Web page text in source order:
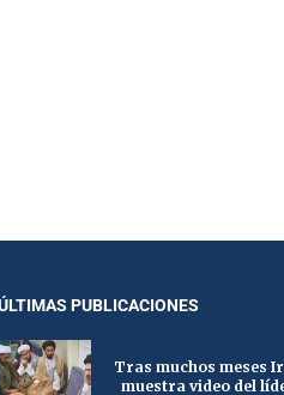
PUBLICACIONES
Tras muchos meses
muestra video del